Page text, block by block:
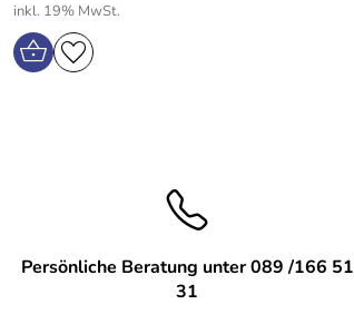
inkl. 19% MwSt.
Persönliche Beratung unter 089 /166 51
31